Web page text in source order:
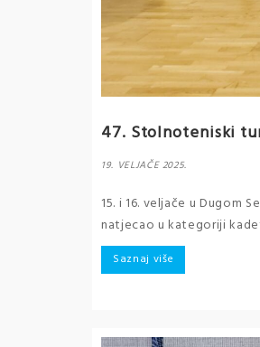
47. Stolnoteniski
19. VELJAČE 2025.
15. i 16. veljače u Dugom
natjecao u kategoriji
Saznaj više